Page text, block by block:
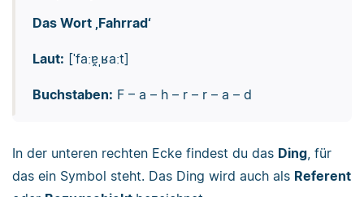
Das Wort ‚Fahrrad‘
Laut: [ˈfaːɐ̯ˌʁaːt]
Buchstaben: F – a – h – r – r – a – d
In der unteren rechten Ecke findest du das Ding, für
das ein Symbol steht. Das Ding wird auch als Referent